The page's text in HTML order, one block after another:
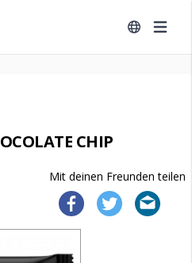
CHIP
Mit deinen Freunden teilen